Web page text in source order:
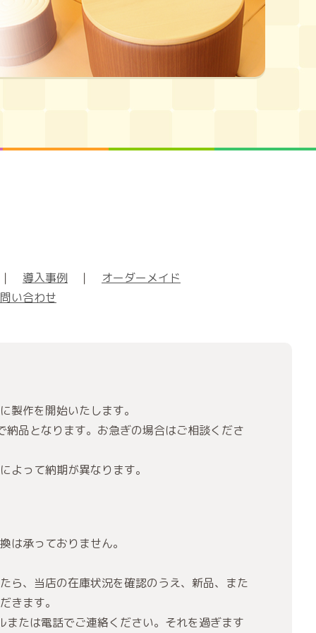
導入事例 ｜ オーダーメイド
い合わせ
製作を開始いたします。
納品となります。お急ぎの場合はご相談くださ
よって納期が異なります。
は承っておりません。
ら、当店の在庫状況を確認のうえ、新品、また
きます。
または電話でご連絡ください。それを過ぎます